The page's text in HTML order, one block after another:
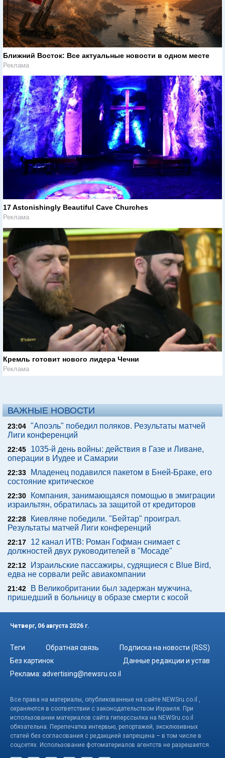
Ближний Восток: Все актуальные новости в одном месте
Реклама
17 Astonishingly Beautiful Cave Churches
Реклама
Кремль готовит нового лидера Чечни
Реклама
ВАЖНЫЕ НОВОСТИ
23:04 "Апоэль" победил поляков. Результаты матчей
Лиги конференций
22:45
1035-й день войны: действия в Газе и Ливане,
операции в Иудее и Самарии
22:33
Младенец подавился пакетом в Бней-Браке, его
состояние критическое
22:30
Компания, занимающаяся помощью в эмиграции
израильтян, обратилась за защитой от кредиторов
22:28
Киевляне победили. "Бейтар" проиграл.
Результаты матчей Лиги конференций
22:17
12 канал ИТВ: Роман Гофман снимает с
должностей двух руководителей в "Мосаде"
22:12
Израильские пассажиры, судящиеся с Blue Bird,
едва не сорвали рейс авиакомпании
21:42
В Великобритании был задержан мужчина,
пришедший в больницу в образе смерти с косой
Четверг, 06 августа 2026 г.
Теги Обратная связь
Подписка на новости (RSS)
Без картинок
Данные редакции и устав
Реклама: advertising@newsru.co.il
Все права на материалы, опубликованные на сайте NEWSru.co.il ,
охраняются в соответствии с законодательством Израиля. При
использовании материалов сайта гиперссылка на NEWSru.co.il
обязательна. Перепечатка интервью, репортажей, эксклюзивных
статей без согласования с редакцией запрещена – в том числе в
соцсетях. Использование фотоматериалов агентств не разрешается.